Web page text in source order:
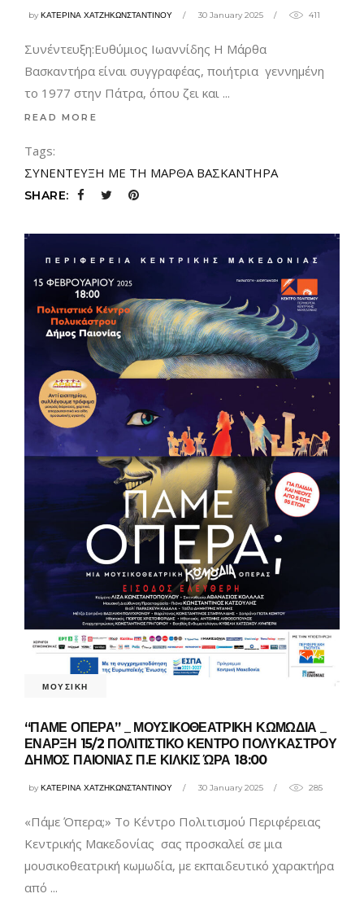
byΚΑΤΕΡΙΝΑ ΧΑΤΖΗΚΩΝΣΤΑΝΤΙΝΟΥ 30 January 2025 411
Συνέντευξη:Ευθύμιος Ιωαννίδης Η Μάρθα
Βασκαντήρα είναι συγγραφέας, ποιήτρια γεννημένη
το 1977 στην Πάτρα, όπου ζει και
READ MORE
Tags:
ΣΥΝΕΝΤΕΥΞΗ ΜΕ ΤΗ ΜΑΡΘΑ ΒΑΣΚΑΝΤΗΡΑ
SHARE:
ΜΟΥΣΙΚΗ
“ΠΑΜΕ ΟΠΕΡΑ” _ ΜΟΥΣΙΚΟΘΕΑΤΡΙΚΗ ΚΩΜΩΔΙΑ _
ΕΝΑΡΞΗ 15/2 ΠΟΛΙΤΙΣΤΙΚΟ ΚΕΝΤΡΟ ΠΟΛΥΚΑΣΤΡΟΥ
ΔΗΜΟΣ ΠΑΙΟΝΙΑΣ Π.Ε ΚΙΛΚΙΣ ΏΡΑ 18:00
byΚΑΤΕΡΙΝΑ ΧΑΤΖΗΚΩΝΣΤΑΝΤΙΝΟΥ 30 January 2025 285
«Πάμε Όπερα;» Tο Κέντρο Πολιτισμού Περιφέρειας
Κεντρικής Μακεδονίας σας προσκαλεί σε μια
μουσικοθεατρική κωμωδία, με εκπαιδευτικό χαρακτήρα
από